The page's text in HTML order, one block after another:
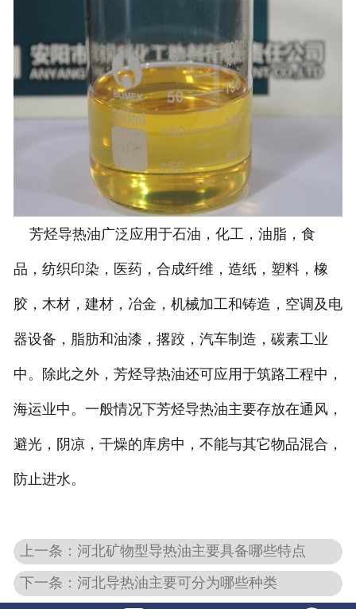
芳烃导热油广泛应用于石油，化工，油脂，食
品，纺织印染，医药，合成纤维，造纸，塑料，橡
胶，木材，建材，冶金，机械加工和铸造，空调及电
器设备，脂肪和油漆，撂跤，汽车制造，碳素工业
中。除此之外，芳烃导热油还可应用于筑路工程中，
海运业中。一般情况下芳烃导热油主要存放在通风，
避光，阴凉，干燥的库房中，不能与其它物品混合，
防止进水。
上一条：河北矿物型导热油主要具备哪些特点
下一条：河北导热油主要可分为哪些种类